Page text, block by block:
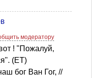
модератору
! "Пожалуй,
(ЕТ)
бог Ван Гог, //